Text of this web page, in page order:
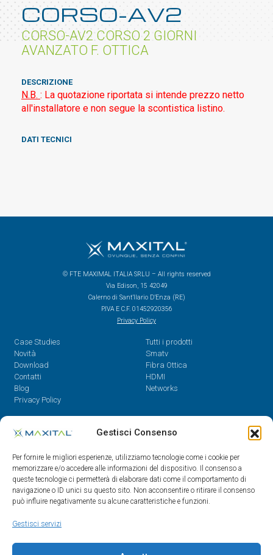
Gestisci Consenso
Per fornire le migliori esperienze, utilizziamo tecnologie come i cookie per
memorizzare e/o accedere alle informazioni del dispositivo. Il consenso a
queste tecnologie ci permetterà di elaborare dati come il comportamento di
navigazione o ID unici su questo sito. Non acconsentire o ritirare il consenso
può influire negativamente su alcune caratteristiche e funzioni.
Gestisci servizi
CORSO-AV2
CORSO-AV2 CORSO 2 GIORNI
AVANZATO F. OTTICA
DESCRIZIONE
N.B. : La quotazione riportata si intende prezzo netto
all'installatore e non segue la scontistica listino.
DATI TECNICI
© FTE MAXIMAL ITALIA SRLU – All rights reserved
Via Edison, 15 42049
Calerno di Sant’Ilario D’Enza (RE)
P.IVA E C.F. 01452920356
Privacy Policy
Case Studies
Novità
Download
Contatti
Blog
Privacy Policy
Tutti i prodotti
Smatv
Fibra Ottica
HDMI
Networks
Contatti
08.30 - 12.30 / 14 - 18
0522/909701
0522/909748